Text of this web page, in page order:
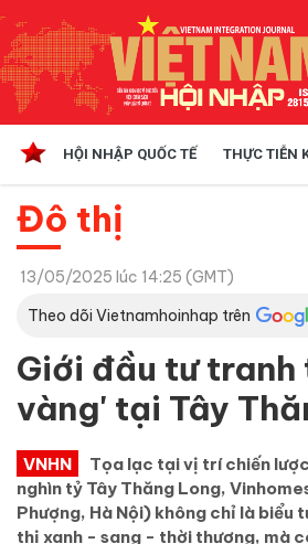
HỘI NHẬP QUỐC TẾ THỰC TIỄN
Đô thị
13/05/2025 lúc 14:25 (GMT)
Theo dõi Vietnamhoinhap trên
Giới đầu tư tranh
vàng' tại Tây
VNHN
Tọa lạc tại vị trí chiến
nghìn tỷ Tây Thăng Long,
Phượng, Hà Nội) không chỉ là biểu
thị xanh - sang - thời thượng, mà